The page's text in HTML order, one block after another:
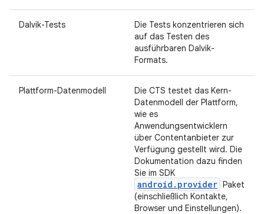
Dalvik-Tests
Die Tests konzentrieren sich
auf das Testen des
ausführbaren Dalvik-
Formats.
Plattform-Datenmodell
Die CTS testet das Kern-
Datenmodell der Plattform,
wie es
Anwendungsentwicklern
über Contentanbieter zur
Verfügung gestellt wird. Die
Dokumentation dazu finden
Sie im SDK
android.provider Paket
(einschließlich Kontakte,
Browser und Einstellungen).